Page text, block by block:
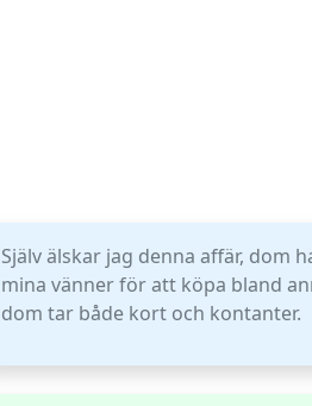
Själv älskar jag denna affär, dom
mina vänner för att köpa bland
dom tar både kort och kontanter.